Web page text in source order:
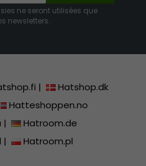
ne seront utilisées que
newsletters.
|
Hatshop.dk
Hatteshoppen.no
|
Hatroom.de
| Hatroom.pl